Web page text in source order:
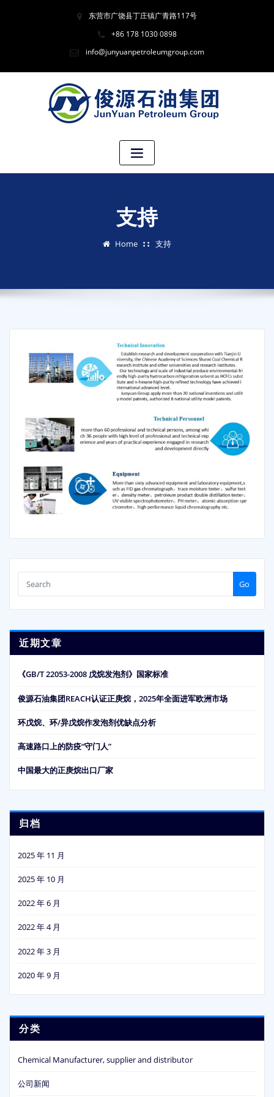
东营市广饶县丁庄镇广青路117号
+86 178 1030 0898
info@junyuanpetroleumgroup.com
支持
Home 支持
Go
近期文章
《GB/T 22053-2008 戊烷发泡剂》国家标准
俊源石油集团REACH认证正庚烷，2025年全面进军欧洲市场
环戊烷、环/异戊烷作发泡剂优缺点分析
高速路口上的防疫“守门人”
中国最大的正庚烷出口厂家
归档
2025 年 11 月
2025 年 10 月
2022 年 6 月
2022 年 4 月
2022 年 3 月
2020 年 9 月
分类
Chemical Manufacturer, supplier and distributor
公司新闻